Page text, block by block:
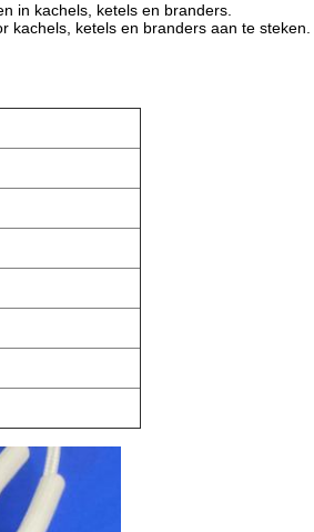
in kachels, ketels en branders.
kachels, ketels en branders aan te steken.